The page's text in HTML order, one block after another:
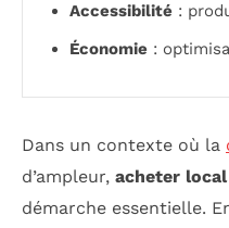
Accessibilité :
Économie :
Dans un contexte où la
d’ampleur, acheter local
démarche essentielle.